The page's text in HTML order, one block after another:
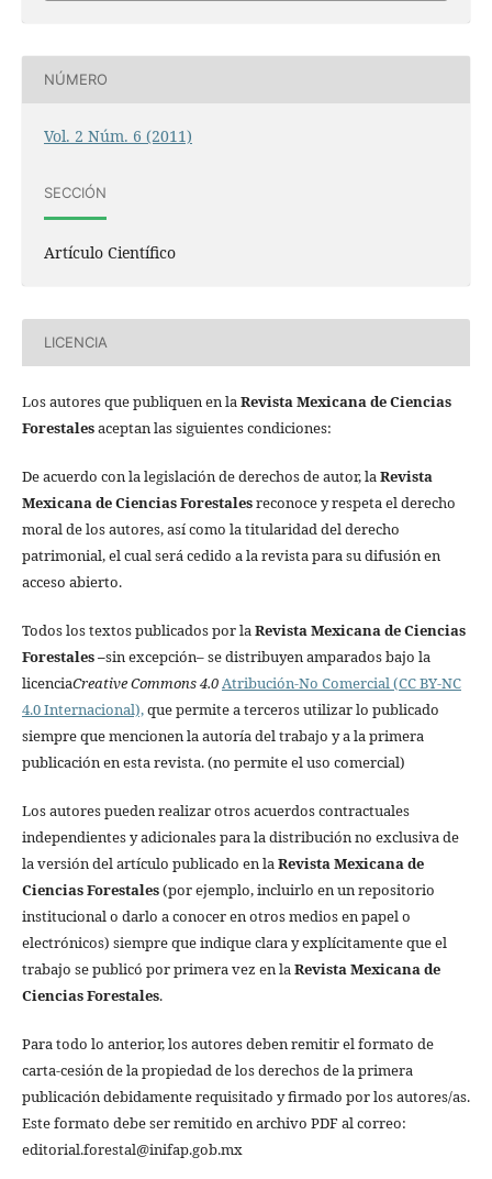
NÚMERO
Vol. 2 Núm. 6 (2011)
SECCIÓN
Artículo Científico
LICENCIA
Los autores que publiquen en laRevista Mexicana de Ciencias
Forestalesaceptan las siguientes condiciones:
De acuerdo con la legislación de derechos de autor, laRevista
Mexicana de Ciencias Forestalesreconoce y respeta el derecho
moral de los autores, así como la titularidad del derecho
patrimonial, el cual será cedido a la revista para su difusión en
acceso abierto.
Todos los textos publicados por laRevista Mexicana de Ciencias
Forestales–sin excepción– se distribuyen amparados bajo la
licenciaCreative Commons 4.0Atribución-No Comercial (CC BY-NC
4.0 Internacional),que permite a terceros utilizar lo publicado
siempre que mencionen la autoría del trabajo y a la primera
publicación en esta revista. (no permite el uso comercial)
Los autores pueden realizar otros acuerdos contractuales
independientes y adicionales para la distribución no exclusiva de
la versión del artículo publicado en laRevista Mexicana de
Ciencias Forestales(por ejemplo, incluirlo en un repositorio
institucional o darlo a conocer en otros medios en papel o
electrónicos) siempre que indique clara y explícitamente que el
trabajo se publicó por primera vez en laRevista Mexicana de
Ciencias Forestales.
Para todo lo anterior, los autores deben remitir el formato de
carta-cesión de la propiedad de los derechos de la primera
publicación debidamente requisitado y firmado por los autores/as.
Este formato debe ser remitido en archivo PDF al correo:
editorial.forestal@inifap.gob.mx